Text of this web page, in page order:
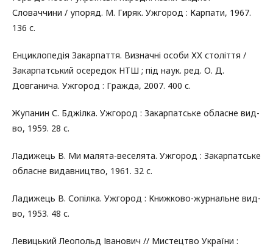
Словаччини / упоряд. М. Гиряк. Ужгород : Карпати, 1967.
136 с.
Енциклопедія Закарпаття. Визначні особи ХХ століття /
Закарпатський осередок НТШ ; під наук. ред. О. Д.
Довганича. Ужгород : Гражда, 2007. 400 c.
Жупанин С. Бджілка. Ужгород : Закарпатське обласне вид-
во, 1959. 28 с.
Ладижець В. Ми малята-веселята. Ужгород : Закарпатське
обласне видавництво, 1961. 32 с.
Ладижець В. Сопілка. Ужгород : Книжково-журнальне вид-
во, 1953. 48 с.
Левицький Леопольд Іванович // Мистецтво України :